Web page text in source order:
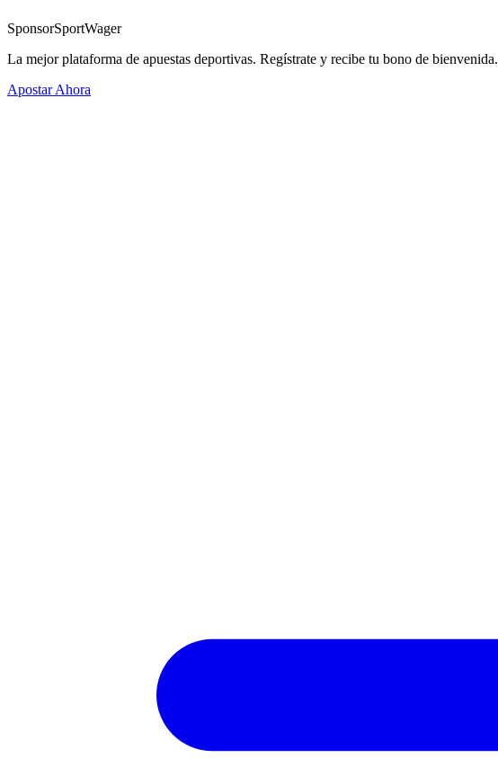
SponsorSportWager
La mejor plataforma de apuestas deportivas. Regístrate y recibe tu bono de bienvenida.
Apostar Ahora